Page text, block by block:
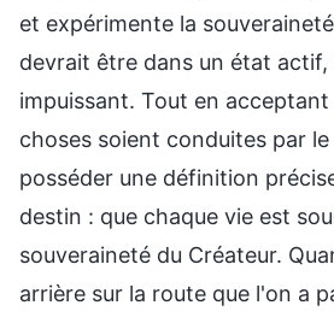
et expérimente la
devrait être dans un état
impuissant. Tout en
choses soient conduites par
posséder une définition
destin : que chaque vie est
souveraineté du Créateur.
arrière sur la route que l'on a